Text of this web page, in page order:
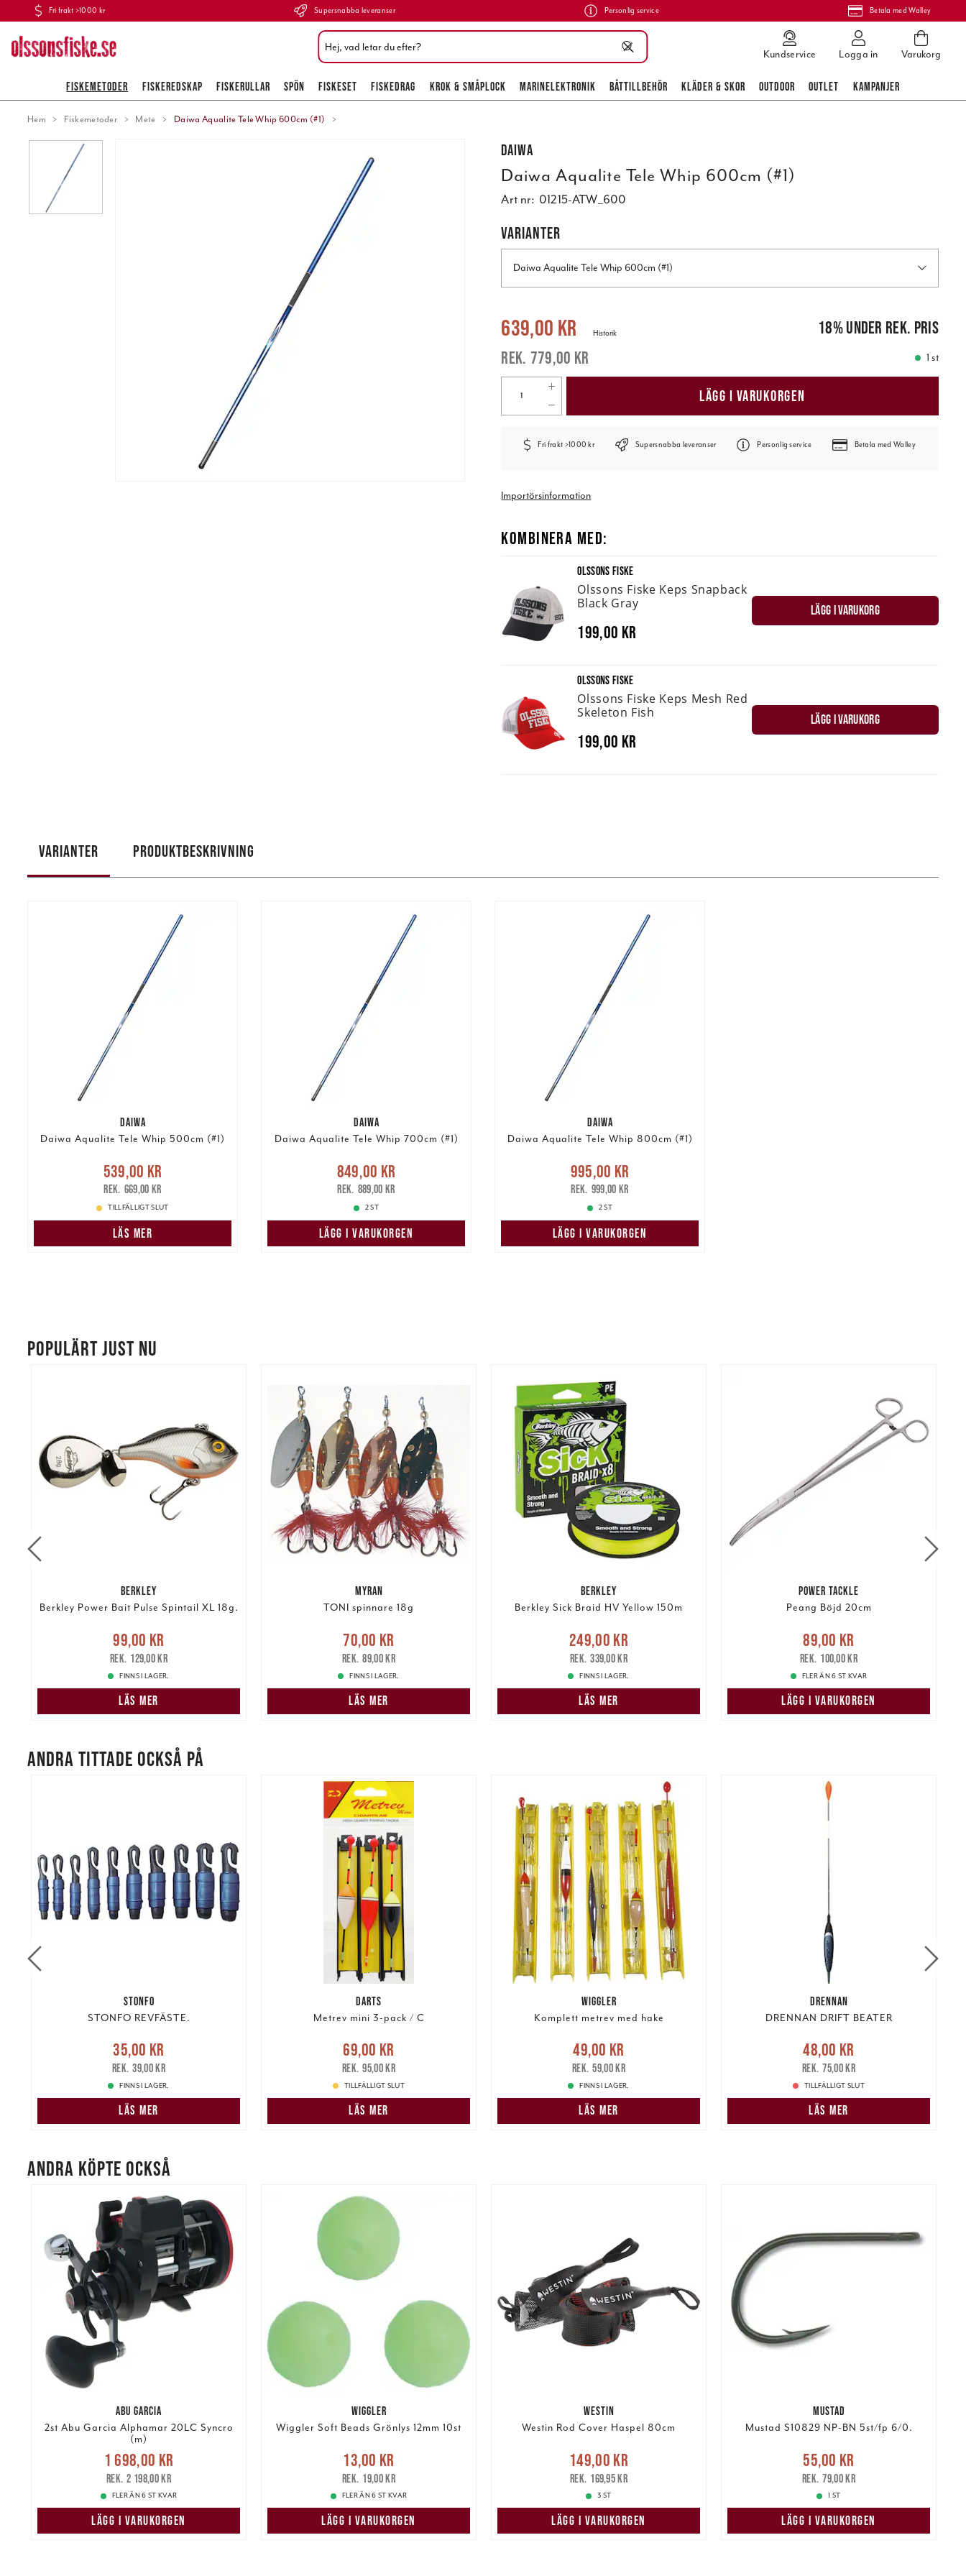
Fri frakt >1000 kr Supersnabba leveranser Personlig service Betala med Walley
Kundservice Logga in Varukorg
FISKEMETODER FISKEREDSKAP FISKERULLAR SPÖN FISKESET FISKEDRAG KROK & SMÅPLOCK MARINELEKTRONIK BÅTTILLBEHÖR KLÄDER & SKOR OUTDOOR OUTLET KAMPANJER
Hem Fiskemetoder Mete Daiwa Aqualite Tele Whip 600cm (#1)
Daiwa
Daiwa Aqualite Tele Whip 600cm (#1)
Art nr: 01215-ATW_600
VARIANTER
Daiwa Aqualite Tele Whip 600cm (#1)
Nuvarande pris:639,00 kr
639,00 kr
779,00 kr
Historik 18%under rek. pris
1 st
LÄGG I VARUKORGEN
Fri frakt >1000 kr Supersnabba leveranser Personlig service Betala med Walley
Importörsinformation
KOMBINERA MED:
OLSSONS FISKE
Olssons Fiske Keps Snapback
Black Gray
199,00 kr
LÄGG I VARUKORG
OLSSONS FISKE
Olssons Fiske Keps Mesh Red
Skeleton Fish
199,00 kr
LÄGG I VARUKORG
VARIANTER PRODUKTBESKRIVNING
DAIWA
Daiwa Aqualite Tele Whip 500cm (#1)
Nuvarande pris
539,00 krTidigare pris
669,00 kr
539,00 kr
669,00 kr
TILLFÄLLIGT SLUT
LÄS MER
DAIWA
Daiwa Aqualite Tele Whip 700cm (#1)
Nuvarande pris
849,00 krTidigare pris
889,00 kr
849,00 kr
889,00 kr
2 ST
LÄGG I VARUKORGEN
DAIWA
Daiwa Aqualite Tele Whip 800cm (#1)
Nuvarande pris
995,00 krTidigare pris
999,00 kr
995,00 kr
999,00 kr
2 ST
LÄGG I VARUKORGEN
POPULÄRT JUST NU
BERKLEY
Berkley Power Bait Pulse Spintail XL 18g.
Nuvarande pris :99,00 kr
pris: 129,00 kr
99,00 kr
129,00 kr
FINNS I LAGER.
LÄS MER
MYRAN
TONI spinnare 18g
Nuvarande pris :70,00 kr
pris: 89,00 kr
70,00 kr
89,00 kr
FINNS I LAGER.
LÄS MER
BERKLEY
Berkley Sick Braid HV Yellow 150m
Nuvarande pris
Tidigare pris
249,00 kr
339,00 kr
FINNS I LAGER.
LÄS MER
POWER TACKLE
Peang Böjd 20cm
Nuvarande pris :89,00 kr
pris: 100,00 kr
89,00 kr
100,00 kr
FLER ÄN 6 ST KVAR
LÄGG I VARUKORGEN
ANDRA TITTADE OCKSÅ PÅ
STONFO
STONFO REVFÄSTE.
Nuvarande pris:35,00 kr
pris:39,00 kr
35,00 kr
39,00 kr
FINNS I LAGER.
LÄS MER
DARTS
Metrev mini 3-pack / C
Nuvarande pris:69,00 kr
pris:95,00 kr
69,00 kr
95,00 kr
TILLFÄLLIGT SLUT
LÄS MER
WIGGLER
Komplett metrev med hake
Nuvarande pris:49,00 kr
pris:59,00 kr
49,00 kr
59,00 kr
FINNS I LAGER.
LÄS MER
DRENNAN
DRENNAN DRIFT BEATER
Nuvarande pris:48,00 kr
pris:75,00 kr
48,00 kr
75,00 kr
TILLFÄLLIGT SLUT
LÄS MER
ANDRA KÖPTE OCKSÅ
ABU GARCIA
2st Abu Garcia Alphamar 20LC Syncro
(m)
Nuvarande pris
1 698,00 krTidigare pris
2 198,00 kr
1 698,00 kr
2 198,00 kr
FLER ÄN 6 ST KVAR
LÄGG I VARUKORGEN
WIGGLER
Wiggler Soft Beads Grönlys 12mm 10st
Nuvarande pris :13,00 kr
pris: 19,00 kr
13,00 kr
19,00 kr
FLER ÄN 6 ST KVAR
LÄGG I VARUKORGEN
WESTIN
Westin Rod Cover Haspel 80cm
Nuvarande pris
Tidigare pris
149,00 kr
169,95 kr
3 ST
LÄGG I VARUKORGEN
MUSTAD
Mustad S10829 NP-BN 5st/fp 6/0.
Nuvarande pris :55,00 kr
pris: 79,00 kr
55,00 kr
79,00 kr
1 ST
LÄGG I VARUKORGEN